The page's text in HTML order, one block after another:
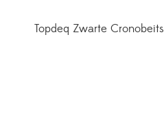
Topdeq Zwarte Cronobeits